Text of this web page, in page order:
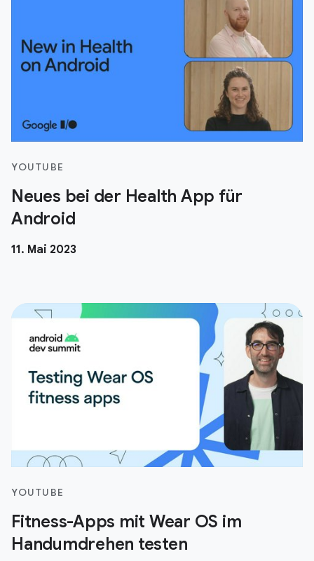
YOUTUBE
Neues bei der Health App für
Android
11. Mai 2023
YOUTUBE
Fitness-Apps mit Wear OS im
Handumdrehen testen